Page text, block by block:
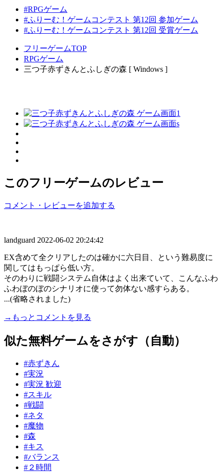
#RPGゲーム
#ふりーむ！ゲームコンテスト 第12回 参加ゲーム
#ふりーむ！ゲームコンテスト 第12回 受賞ゲーム
フリーゲームTOP
RPGゲーム
三つ子赤ずきんとふしぎの森 [ Windows ]
このフリーゲームのレビュー
コメント・レビューを追加する
landguard 2022-06-02 20:24:42
EX含めて全クリアしたのは確かに六日目、という難易度に
関してはもっぱら低い方。
そのわりに戦闘システム自体はよく出来ていて、こんなふわ
ふわぼのぼのシナリオに使って勿体ない感すらある。
...(省略されました)
→もっとコメントを見る
似た無料ゲームをさがす（自動）
#赤ずきん
#実況
#実況 歓迎
#スキル
#戦闘
#ネタ
#魔物
#森
#キス
#バランス
#２時間